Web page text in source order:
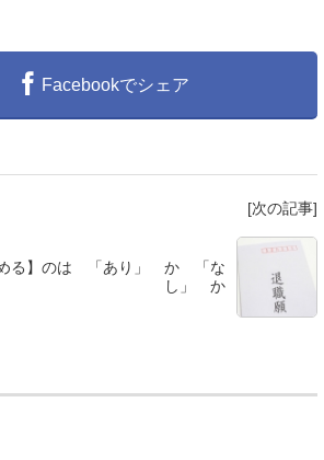
Facebookでシェア
[次の記事]
める】のは 「あり」 か 「な
し」 か